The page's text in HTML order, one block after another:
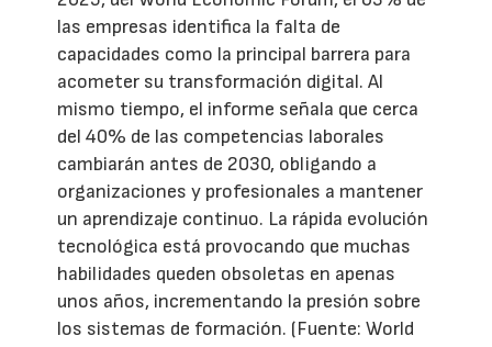
las empresas identifica la falta de
capacidades como la principal barrera para
acometer su transformación digital. Al
mismo tiempo, el informe señala que cerca
del 40% de las competencias laborales
cambiarán antes de 2030, obligando a
organizaciones y profesionales a mantener
un aprendizaje continuo. La rápida evolución
tecnológica está provocando que muchas
habilidades queden obsoletas en apenas
unos años, incrementando la presión sobre
los sistemas de formación. (Fuente: World